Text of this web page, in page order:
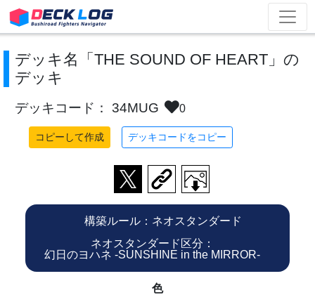
デッキ名「THE SOUND OF HEART」の
デッキ
デッキコード： 34MUG 0
コピーして作成 デッキコードをコピー
構築ルール：ネオスタンダード
ネオスタンダード区分：
幻日のヨハネ -SUNSHINE in the MIRROR-
色